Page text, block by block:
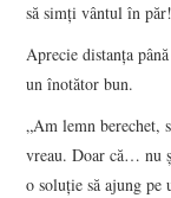
să simți vântul în
Aprecie distanța
un înotător bun.
„Am lemn berechet,
vreau. Doar că… nu
o soluție să ajung pe